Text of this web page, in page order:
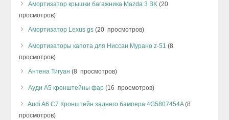
Амортизатор крышки багажника Mazda 3 BK (20
просмотров)
Амортизатор Lexus gs (20 просмотров)
Амортизаторы капота для Ниссан Мурано z-51 (8
просмотров)
Антена Тигуан (8 просмотров)
Ауди А5 кронштейны фар (16 просмотров)
Audi A6 C7 Кронштейн заднего бампера 4G5807454A(8
просмотров)